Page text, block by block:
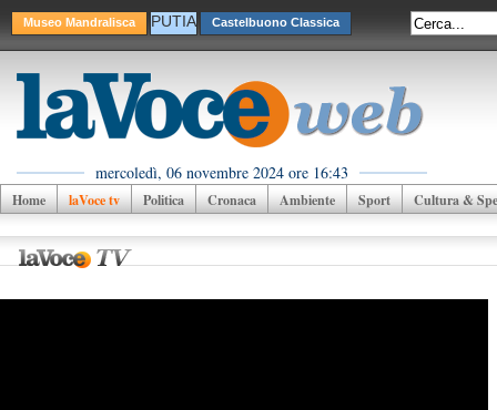
Museo Mandralisca PUTIA Castelbuono Classica
mercoledì, 06 novembre 2024 ore 16:43
Home laVoce tv Politica Cronaca Ambiente Sport Cultura &